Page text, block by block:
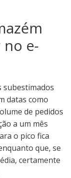
e-
subestimados
datas como
de pedidos
a um mês
o pico fica
que, se
certamente